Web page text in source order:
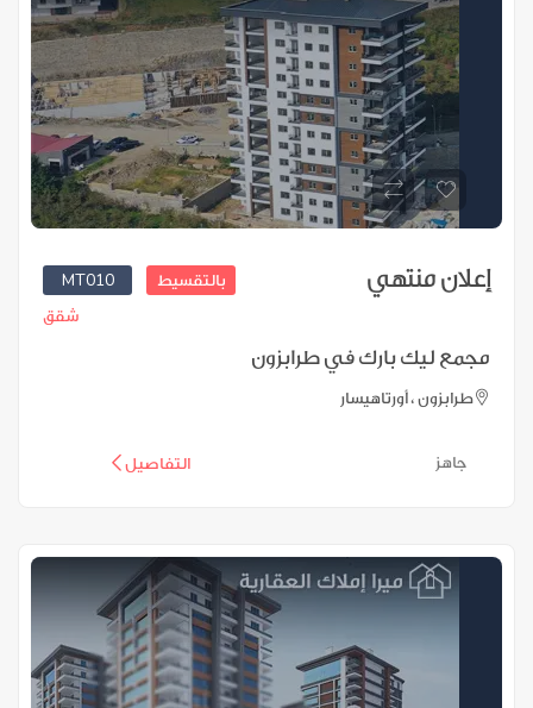
MT010 بالتقسيط إعلان منتهي
شقق
مجمع ليك بارك في طرابزون
طرابزون ، أورتاهيسار
التفاصيل